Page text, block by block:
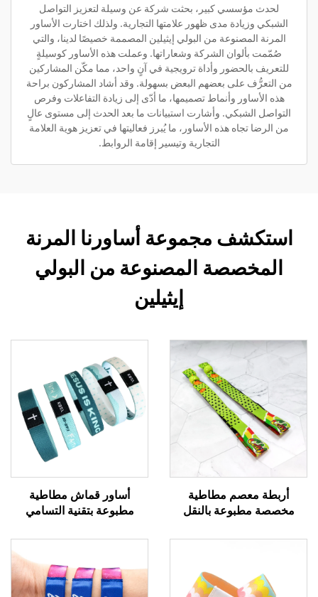
لحدث مؤسسي كبير، بحثت شركة عن وسيلة لتعزيز التواصل
الشبكي وزيادة مدى ظهور علامتها التجارية. ولذلك اختارت الأساور
المرنة المصنوعة من البولي إيثيلين المصممة خصيصًا لدينا، والتي
صُمّمت بألوان الشركة وشعاراتها. وعملت هذه الأساور كوسيلةٍ
للتعريف بالحضور وأداة ترويجية في آنٍ واحد، مما مكّن المشاركين
من التعرُّف على بعضهم البعض بسهولة. وقد أشاد المشاركون براحة
هذه الأساور وأنماط تصميمها، ما أدّى إلى زيادة التفاعلات وفرص
التواصل الشبكي. وأشارت استبيانات ما بعد الحدث إلى مستوى عالٍ
من الرضا تجاه هذه الأساور، ما يُبرز فعاليتها في تعزيز هوية العلامة
التجارية وتيسير إقامة الروابط.
استكشف مجموعة أساورنا المرنة
المخصصة المصنوعة من البولي
إيثيلين
أربطة معصم مطاطية
مخصصة مطبوعة بالنقل
كبيرة، بدون حد أدنى للطلب
أساور قماش مطاطية
مطبوعة بتقنية التسامي
شريحة RFID/نظام تحديد
الهوية بالترددات الراديوية
وسوار معصم بشريحة
إلكترونية